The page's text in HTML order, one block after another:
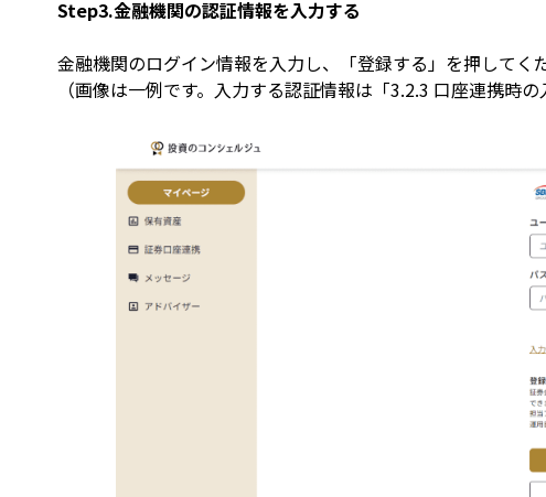
Step3.金融機関の認証情報を入力する
金融機関のログイン情報を入力し、「登録する」を押してく
（画像は一例です。入力する認証情報は「3.2.3 口座連携時